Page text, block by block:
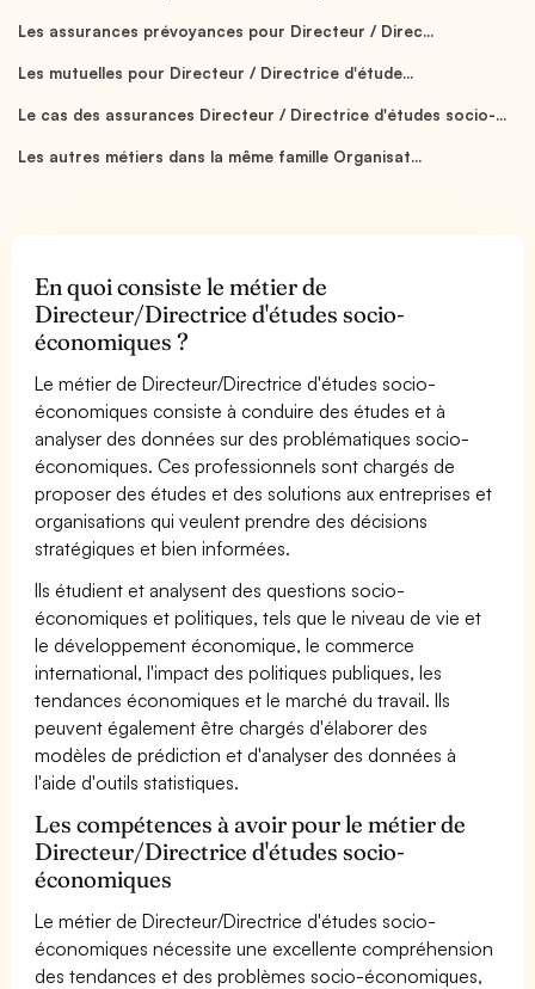
Les assurances prévoyances pour Directeur / Direc...
Les mutuelles pour Directeur / Directrice d'étude...
Le cas des assurances Directeur / Directrice d'études socio-...
Les autres métiers dans la même famille Organisat...
En quoi consiste le métier de
Directeur/Directrice d'études socio-
économiques ?
Le métier de Directeur/Directrice d'études socio-
économiques consiste à conduire des études et à
analyser des données sur des problématiques socio-
économiques. Ces professionnels sont chargés de
proposer des études et des solutions aux entreprises et
organisations qui veulent prendre des décisions
stratégiques et bien informées.
Ils étudient et analysent des questions socio-
économiques et politiques, tels que le niveau de vie et
le développement économique, le commerce
international, l'impact des politiques publiques, les
tendances économiques et le marché du travail. Ils
peuvent également être chargés d'élaborer des
modèles de prédiction et d'analyser des données à
l'aide d'outils statistiques.
Les compétences à avoir pour le métier de
Directeur/Directrice d'études socio-
économiques
Le métier de Directeur/Directrice d'études socio-
économiques nécessite une excellente compréhension
des tendances et des problèmes socio-économiques,